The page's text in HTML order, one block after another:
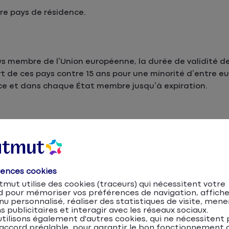
pays de résidence.
membre de l’Union européenne, la durée de validité
ces pays contre 15 ans pour une minorité d’entre
et dans chaque État membre jusqu’à expiration.
de votre
télécharger et imprimer votre carte internationale
votreespace personnel.
cookies
utilise des cookies (traceurs) qui nécessitent votre
pour mémoriser vos préférences de navigation,
personnalisé, réaliser des statistiques de visite,
publicitaires et interagir avec les réseaux sociaux.
également d'autres cookies, qui ne nécessitent